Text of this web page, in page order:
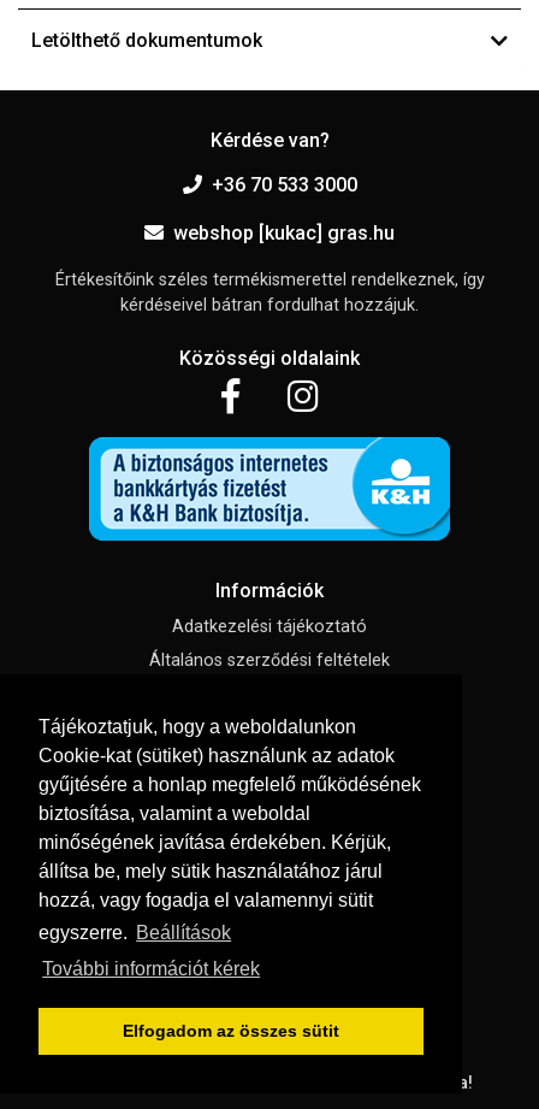
Tájékoztatjuk, hogy a weboldalunkon
Cookie-kat (sütiket) használunk az adatok
gyűjtésére a honlap megfelelő működésének
biztosítása, valamint a weboldal
minőségének javítása érdekében. Kérjük,
állítsa be, mely sütik használatához járul
hozzá, vagy fogadja el valamennyi sütit
egyszerre. Beállítások
További információt kérek
Elfogadom az összes sütit
Letölthető dokumentumok
Kérdése van?
+36 70 533 3000
webshop [kukac] gras.hu
Értékesítőink széles termékismerettel rendelkeznek, így
kérdéseivel bátran fordulhat hozzájuk.
Közösségi oldalaink
Információk
Adatkezelési tájékoztató
Általános szerződési feltételek
Süti beállítások
Menü
Hírek, cikkek
Kapcsolat
Letölthető katalógusok
Szállítás és fizetés
Vásárlási feltételek
Minden jog fenntartva!